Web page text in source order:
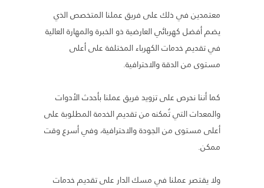
معتمدين في ذلك على فريق عملنا المتخصص الذي
يضم أفضل كهربائي العارضية ذو الخبرة والمهارة العالية
في تقديم خدمات الكهرباء المختلفة على أعلى
مستوى من الدقة والاحترافية.
كما أننا نحرص على تزويد فريق عملنا بأحدث الأدوات
والمعدات التي تُمكنه من تقديم الخدمة المطلوبة على
أعلى مستوى من الجودة والاحترافية، وفي أسرع وقت
ممكن.
ولا يقتصر عملنا في مسك الدار على تقديم خدمات